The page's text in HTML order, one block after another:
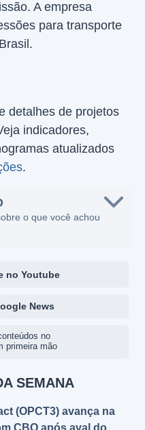
A empresa
para transporte
detalhes de projetos
indicadores,
atualizados
.
o que você achou
no Youtube
News
no
primeira mão
SEMANA
(OPCT3) avança na
CBO após aval do